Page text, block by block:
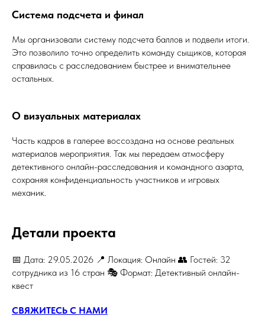
Система подсчета и финал
Мы организовали систему подсчета баллов и подвели итоги.
Это позволило точно определить команду сыщиков, которая
справилась с расследованием быстрее и внимательнее
остальных.
О визуальных материалах
Часть кадров в галерее воссоздана на основе реальных
материалов мероприятия. Так мы передаем атмосферу
детективного онлайн-расследования и командного азарта,
сохраняя конфиденциальность участников и игровых
механик.
Детали проекта
📅 Дата: 29.05.2026 📍 Локация: Онлайн 👥 Гостей: 32
сотрудника из 16 стран 🎭 Формат: Детективный онлайн-
квест
СВЯЖИТЕСЬ С НАМИ